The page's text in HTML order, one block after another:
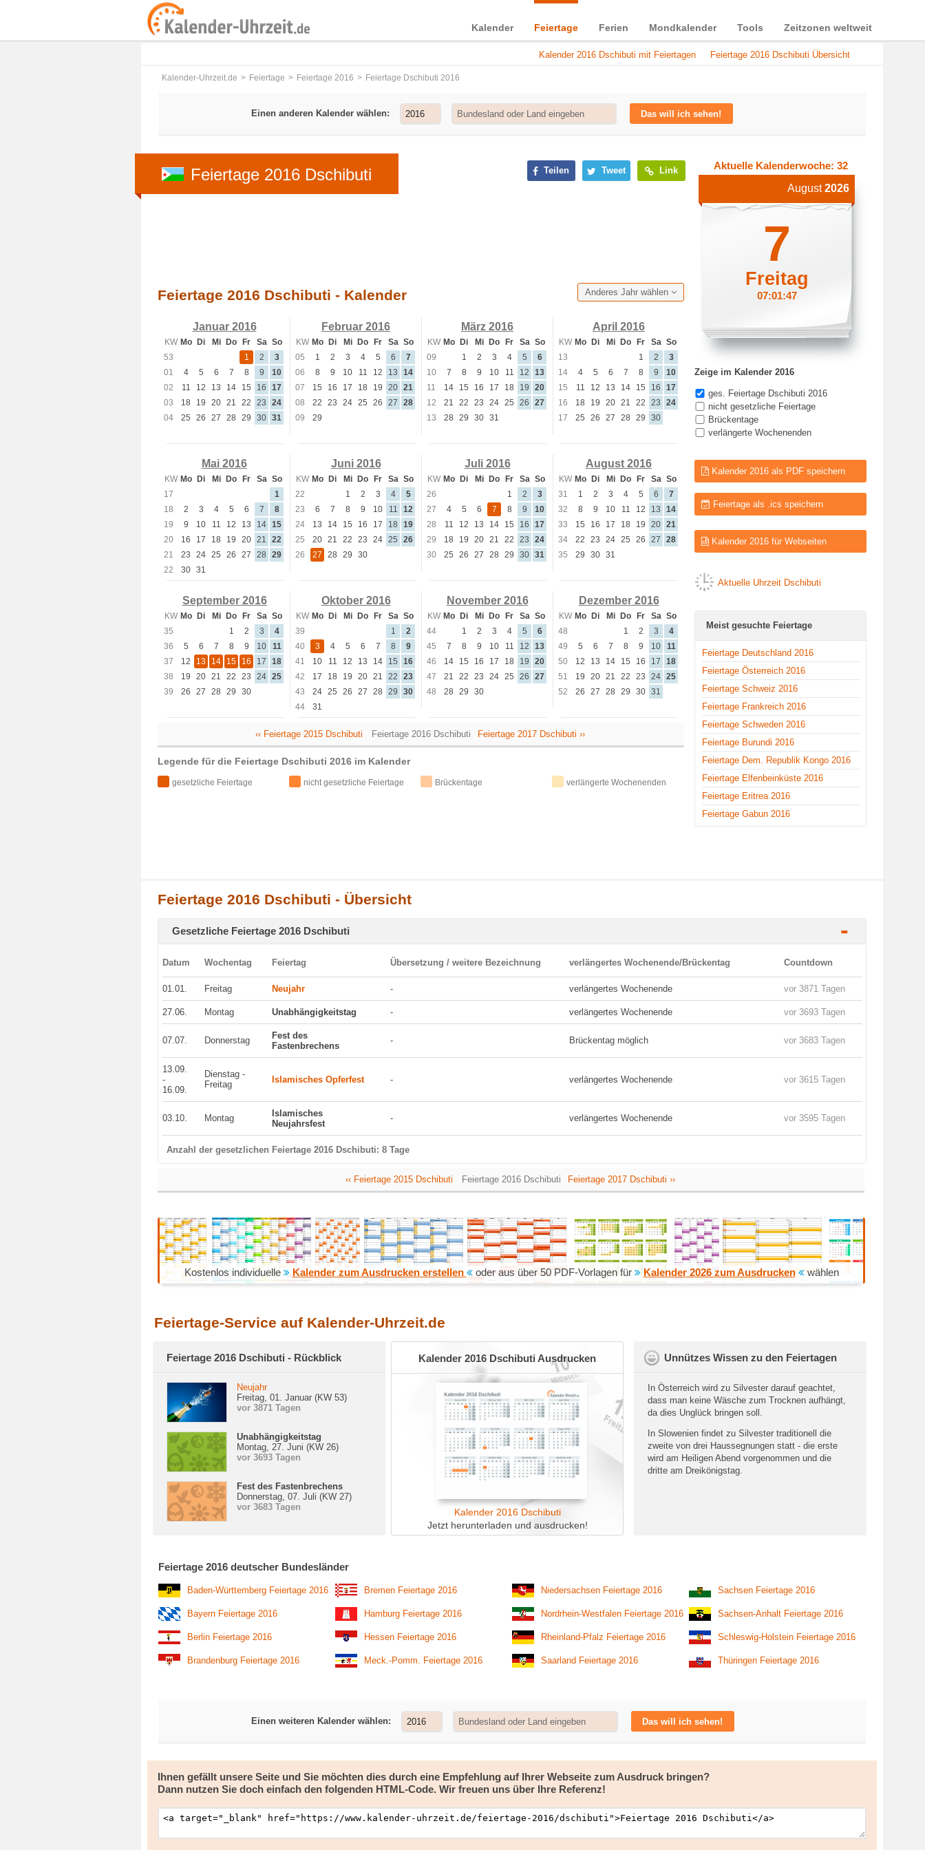
Kalender Feiertage Ferien Mondkalender Tools Zeitzonen weltweit
Kalender 2016 Dschibuti mit Feiertagen Feiertage 2016 Dschibuti Übersicht
Kalender-Uhrzeit.de Feiertage Feiertage 2016 Feiertage Dschibuti 2016
Einen anderen Kalender wählen: Das will ich sehen!
Teilen Tweet Link
Feiertage 2016 Dschibuti
Feiertage 2016 Dschibuti - Kalender Anderes Jahr wählen
Januar 2016
KW Mo Di Mi Do Fr Sa So
53
1 2
3
01
4 5 6 7 8 9
10
02
11 12 13 14 15 16
17
03
18 19 20 21 22 23
24
04
25 26 27 28 29 30 31
Februar 2016
KW Mo Di Mi Do Fr Sa So
05
1 2 3 4 5 6
7
06
8 9 10 11 12 13
14
07
15 16 17 18 19 20 21
08
22 23 24 25 26 27
28
09
29
März 2016
KW Mo Di Mi Do Fr Sa So
09
1 2 3 4 5
6
10
7 8 9 10 11 12
13
11
14 15 16 17 18 19
20
12
21 22 23 24 25 26
27
13
28 29 30 31
April 2016
KW Mo Di Mi Do Fr Sa So
13
1 2
3
14
4 5 6 7 8 9
10
15
11 12 13 14 15 16
17
16
18 19 20 21 22 23
24
17
25 26 27 28 29 30
Mai 2016
KW Mo Di Mi Do Fr Sa So
17
1
18
2 3 4 5 6 7
8
19
9 10 11 12 13 14 15
20
16 17 18 19 20 21
22
21
23 24 25 26 27 28
29
22
30 31
Juni 2016
KW Mo Di Mi Do Fr Sa So
22
1 2 3 4
5
23
6 7 8 9 10 11
12
24
13 14 15 16 17 18
19
25
20 21 22 23 24 25
26
26
27 28 29 30
Juli 2016
KW Mo Di Mi Do Fr Sa So
26
1 2
3
27
4 5 6 7 8 9
10
28
11 12 13 14 15 16
17
29
18 19 20 21 22 23
24
30
25 26 27 28 29 30 31
August 2016
KW Mo Di Mi Do Fr Sa So
31
1 2 3 4 5 6
7
32
8 9 10 11 12 13
14
33
15 16 17 18 19 20 21
34
22 23 24 25 26 27
28
35
29 30 31
September 2016
KW Mo Di Mi Do Fr Sa So
35
1 2 3
4
36
5 6 7 8 9 10
11
37
12 13 14 15 16 17
18
38
19 20 21 22 23 24 25
39
26 27 28 29 30
Oktober 2016
KW Mo Di Mi Do Fr Sa So
39
1
2
40
3 4 5 6 7 8
9
41
10 11 12 13 14 15
16
42
17 18 19 20 21 22
23
43
24 25 26 27 28 29
30
44
31
November 2016
KW Mo Di Mi Do Fr Sa So
44
1 2 3 4 5
6
45
7 8 9 10 11 12
13
46
14 15 16 17 18 19
20
47
21 22 23 24 25 26
27
48
28 29 30
Dezember 2016
KW Mo Di Mi Do Fr Sa So
48
1 2 3
4
49
5 6 7 8 9 10
11
50
12 13 14 15 16 17
18
51
19 20 21 22 23 24 25
52
26 27 28 29 30 31
‹‹ Feiertage 2015 Dschibuti Feiertage 2016 Dschibuti Feiertage 2017 Dschibuti ››
Legende für die Feiertage Dschibuti 2016 im Kalender
gesetzliche Feiertage nicht gesetzliche Feiertage Brückentage verlängerte Wochenenden
Aktuelle Kalenderwoche: 32
August2026
7
Freitag
07:01:47
Zeige im Kalender 2016
ges. Feiertage Dschibuti 2016
nicht gesetzliche Feiertage
Brückentage
verlängerte Wochenenden
Kalender 2016 als PDF speichern
Feiertage als .ics speichern
Kalender 2016 für Webseiten
Aktuelle Uhrzeit Dschibuti
Meist gesuchte Feiertage
Feiertage Deutschland 2016
Feiertage Österreich 2016
Feiertage Schweiz 2016
Feiertage Frankreich 2016
Feiertage Schweden 2016
Feiertage Burundi 2016
Feiertage Dem. Republik Kongo 2016
Feiertage Elfenbeinküste 2016
Feiertage Eritrea 2016
Feiertage Gabun 2016
Feiertage 2016 Dschibuti - Übersicht
Gesetzliche Feiertage 2016 Dschibuti -
Datum Wochentag Feiertag Übersetzung / weitere Bezeichnung verlängertes Wochenende/Brückentag Countdown
01.01. Freitag Neujahr - verlängertes Wochenende vor 3871 Tagen
27.06. Montag Unabhängigkeitstag - verlängertes Wochenende vor 3693 Tagen
07.07. Donnerstag
Fest des
Fastenbrechens
- Brückentag möglich vor 3683 Tagen
13.09.
-
16.09.
Dienstag -
Freitag
Islamisches Opferfest - verlängertes Wochenende vor 3615 Tagen
03.10. Montag
Islamisches
Neujahrsfest
- verlängertes Wochenende vor 3595 Tagen
Anzahl der gesetzlichen Feiertage 2016 Dschibuti: 8 Tage
‹‹ Feiertage 2015 Dschibuti Feiertage 2016 Dschibuti Feiertage 2017 Dschibuti ››
Kostenlos individuelle Kalender zum Ausdrucken erstellen oder aus über 50 PDF-Vorlagen für Kalender 2026 zum Ausdrucken wählen
Feiertage-Service auf Kalender-Uhrzeit.de
Feiertage 2016 Dschibuti - Rückblick
Neujahr
Freitag, 01. Januar (KW 53)
vor 3871 Tagen
Unabhängigkeitstag
Montag, 27. Juni (KW 26)
vor 3693 Tagen
Fest des Fastenbrechens
Donnerstag, 07. Juli (KW 27)
vor 3683 Tagen
Kalender 2016 Dschibuti Ausdrucken
Kalender 2016 Dschibuti
Jetzt herunterladen und ausdrucken!
Unnützes Wissen zu den Feiertagen
In Österreich wird zu Silvester darauf geachtet,
dass man keine Wäsche zum Trocknen aufhängt,
da dies Unglück bringen soll.
In Slowenien findet zu Silvester traditionell die
zweite von drei Haussegnungen statt - die erste
wird am Heiligen Abend vorgenommen und die
dritte am Dreikönigstag.
Feiertage 2016 deutscher Bundesländer
Baden-Württemberg Feiertage 2016
Bayern Feiertage 2016
Berlin Feiertage 2016
Brandenburg Feiertage 2016
Bremen Feiertage 2016
Hamburg Feiertage 2016
Hessen Feiertage 2016
Meck.-Pomm. Feiertage 2016
Niedersachsen Feiertage 2016
Nordrhein-Westfalen Feiertage 2016
Rheinland-Pfalz Feiertage 2016
Saarland Feiertage 2016
Sachsen Feiertage 2016
Sachsen-Anhalt Feiertage 2016
Schleswig-Holstein Feiertage 2016
Thüringen Feiertage 2016
Einen weiteren Kalender wählen: Das will ich sehen!
Ihnen gefällt unsere Seite und Sie möchten dies durch eine Empfehlung auf Ihrer Webseite zum Ausdruck bringen?
Dann nutzen Sie doch einfach den folgenden HTML-Code. Wir freuen uns über Ihre Referenz!